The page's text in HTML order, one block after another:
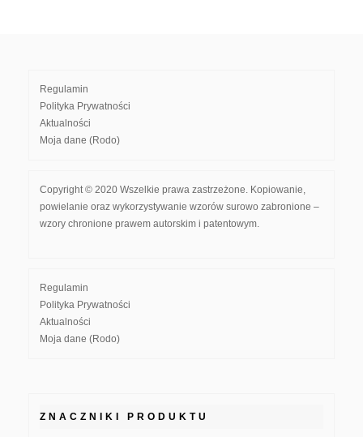
Regulamin
Polityka Prywatności
Aktualności
Moja dane (Rodo)
Copyright © 2020 Wszelkie prawa zastrzeżone. Kopiowanie,
powielanie oraz wykorzystywanie wzorów surowo zabronione –
wzory chronione prawem autorskim i patentowym.
Regulamin
Polityka Prywatności
Aktualności
Moja dane (Rodo)
ZNACZNIKI PRODUKTU